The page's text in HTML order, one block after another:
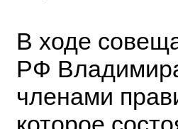
В ходе
РФ
членами